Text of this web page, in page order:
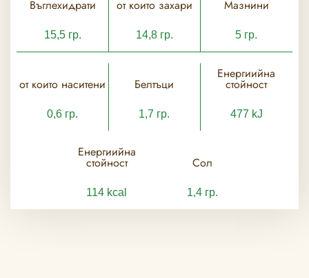
Въглехидрати
15,5 гр.
от които захари
14,8 гр.
Мазнини
5 гр.
от които наситени
0,6 гр.
Белтъци
1,7 гр.
Енергиийна
стойност
477 kJ
Енергиийна
стойност
114 kcal
Сол
1,4 гр.